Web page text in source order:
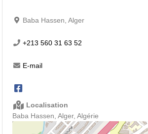
Baba Hassen, Alger
+213 560 31 63 52
E-mail
Localisation
Baba Hassen, Alger, Algérie